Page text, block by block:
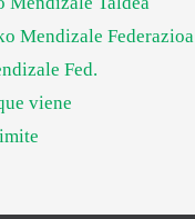
Mendizale Federazioa
Fed.
viene